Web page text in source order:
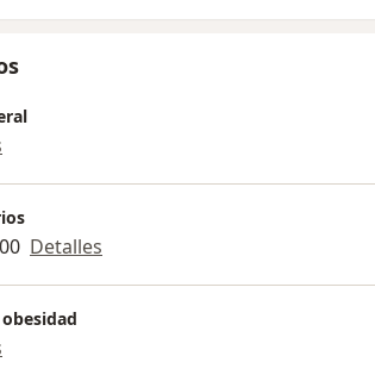
por Universidad del Rosario,
Detalles